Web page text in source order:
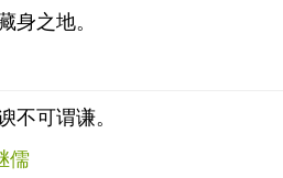
身之地。
不可谓谦。
儒